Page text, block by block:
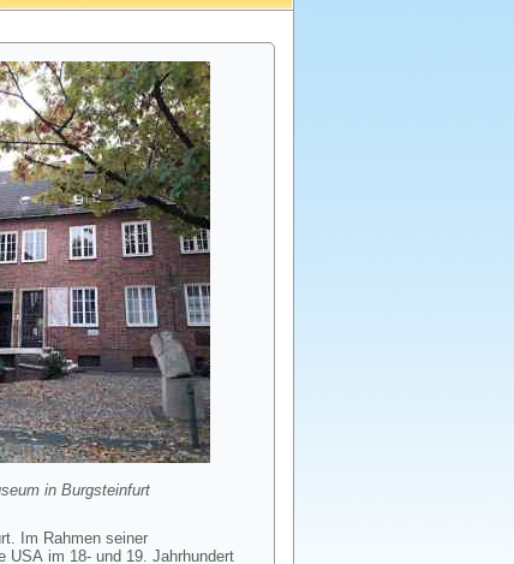
in Burgsteinfurt
Im Rahmen seiner
USA im 18- und 19. Jahrhundert